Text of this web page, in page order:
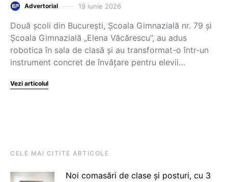
Advertorial 19 iunie 2026
Două școli din București, Școala Gimnazială nr. 79 și
Școala Gimnazială „Elena Văcărescu”, au adus
robotica în sala de clasă și au transformat-o într-un
instrument concret de învățare pentru elevii…
Vezi articolul
CELE MAI CITITE ARTICOLE
Noi comasări de clase și posturi, cu 3